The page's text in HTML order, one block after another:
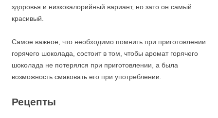
здоровья и низкокалорийный вариант, но зато он самый
красивый.
Самое важное, что необходимо помнить при приготовлении
горячего шоколада, состоит в том, чтобы аромат горячего
шоколада не потерялся при приготовлении, а была
возможность смаковать его при употреблении.
Рецепты